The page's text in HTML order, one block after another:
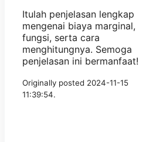
Itulah penjelasan lengkap
mengenai biaya marginal,
fungsi, serta cara
menghitungnya. Semoga
penjelasan ini bermanfaat!
Originally posted 2024-11-15
11:39:54.